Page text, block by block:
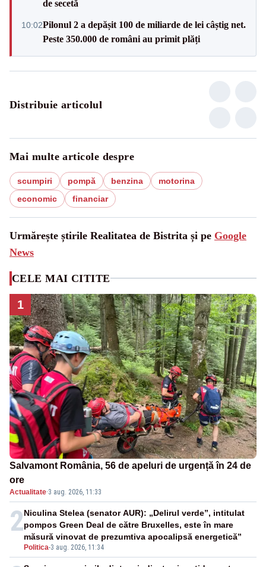
de secetă
10:02Pilonul 2 a depășit 100 de miliarde de lei câștig net.
Peste 350.000 de români au primit plăți
Distribuie articolul
Mai multe articole despre
scumpiri pompă benzina
motorina
economic
financiar
Urmărește știrile Realitatea de Bistrita și pe Google
News
CELE MAI CITITE
1
Salvamont România, 56 de apeluri de urgență în 24 de
ore
Actualitate·3 aug. 2026, 11:33
2
Politica-3 aug. 2026, 11:34
Niculina Stelea (senator AUR): „Delirul verde”, intitulat
pompos Green Deal de către Bruxelles, este în mare
măsură vinovat de prezumtiva apocalipsă energetică”